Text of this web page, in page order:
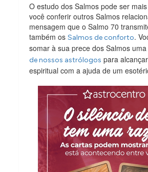
O estudo dos Salmos pode ser
você conferir outros Salmos
mensagem que o Salmo 70
também osSalmos de conforto.
somar à sua prece dos Salmos
de nossos astrólogos para
espiritual com a ajuda de um